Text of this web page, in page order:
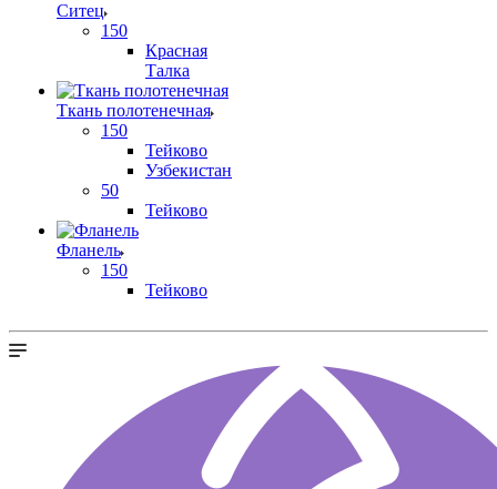
Ситец
150
Красная
Талка
Ткань полотенечная
150
Тейково
Узбекистан
50
Тейково
Фланель
150
Тейково